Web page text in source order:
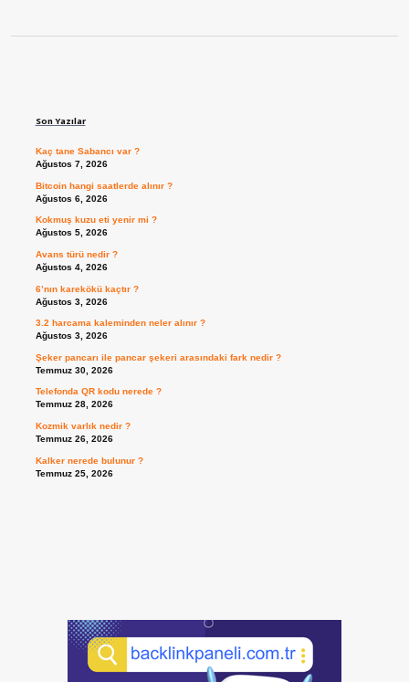
Son Yazılar
Kaç tane Sabancı var ?
Ağustos 7, 2026
Bitcoin hangi saatlerde alınır ?
Ağustos 6, 2026
Kokmuş kuzu eti yenir mi ?
Ağustos 5, 2026
Avans türü nedir ?
Ağustos 4, 2026
6’nın karekökü kaçtır ?
Ağustos 3, 2026
3.2 harcama kaleminden neler alınır ?
Ağustos 3, 2026
Şeker pancarı ile pancar şekeri arasındaki fark nedir ?
Temmuz 30, 2026
Telefonda QR kodu nerede ?
Temmuz 28, 2026
Kozmik varlık nedir ?
Temmuz 26, 2026
Kalker nerede bulunur ?
Temmuz 25, 2026